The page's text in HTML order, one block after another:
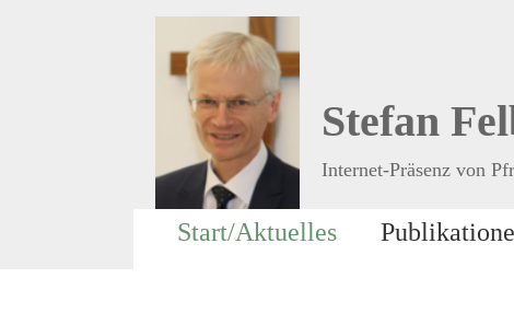
Stefan
Internet-Präsenz von
Start/Aktuelles